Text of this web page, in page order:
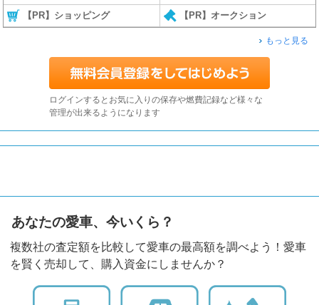
【PR】ショッピング 【PR】オークション
もっと見る
ログインするとお気に入りの保存や燃費記録など様々な
管理が出来るようになります
あなたの愛車、今いくら？
複数社の査定額を比較して愛車の最高額を調べよう！愛車
を賢く売却して、購入資金にしませんか？